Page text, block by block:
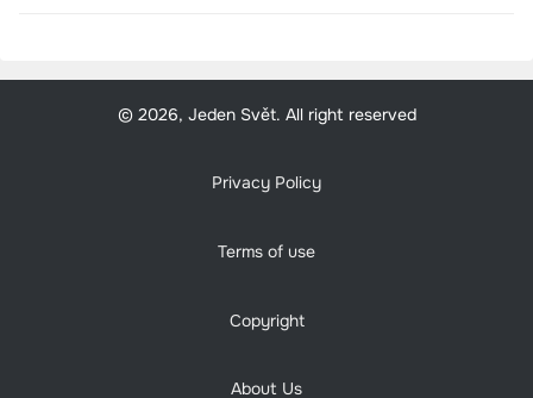
© 2026, Jeden Svět. All right reserved
Privacy Policy
Terms of use
Copyright
About Us